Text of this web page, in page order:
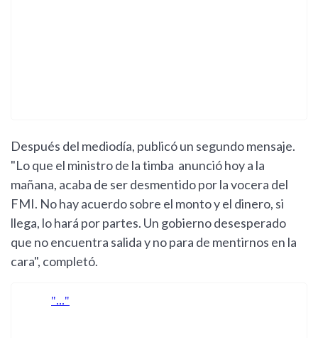
Después del mediodía, publicó un segundo mensaje.
"Lo que el ministro de la timba anunció hoy a la
mañana, acaba de ser desmentido por la vocera del
FMI. No hay acuerdo sobre el monto y el dinero, si
llega, lo hará por partes. Un gobierno desesperado
que no encuentra salida y no para de mentirnos en la
cara", completó.